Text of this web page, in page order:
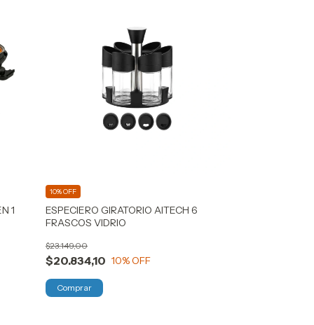
1
ESPECIERO GIRATORIO AITECH 6
FRASCOS VIDRIO
$20.834,10
$23.149,00
10% OFF
10% OFF